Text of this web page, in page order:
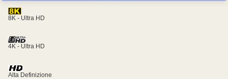
8K - Ultra HD
4K - Ultra HD
Alta Definizione